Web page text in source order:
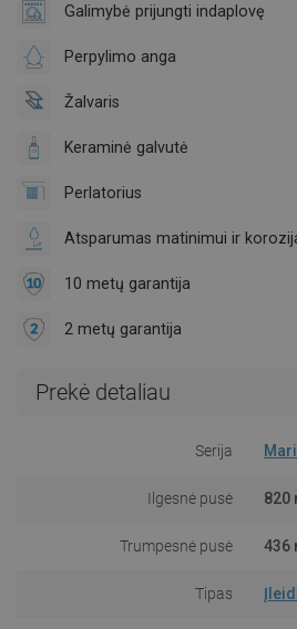
Galimybė prijungti indaplovę
Perpylimo anga
Žalvaris
Keraminė galvutė
Perlatorius
Atsparumas matinimui ir
10 metų garantija
2 metų garantija
Prekė detaliau
Serija
Ilgesnė pusė 820
Trumpesnė pusė 436
Tipas